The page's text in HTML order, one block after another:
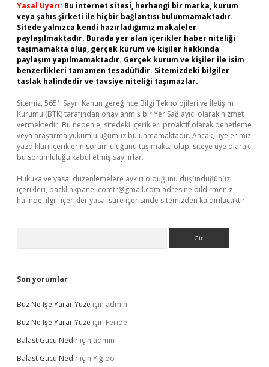
Yasal Uyarı: Bu internet sitesi, herhangi bir marka, kurum
veya şahıs şirketi ile hiçbir bağlantısı bulunmamaktadır.
Sitede yalnızca kendi hazırladığımız makaleler
paylaşılmaktadır. Burada yer alan içerikler haber niteliği
taşımamakta olup, gerçek kurum ve kişiler hakkında
paylaşım yapılmamaktadır. Gerçek kurum ve kişiler ile isim
benzerlikleri tamamen tesadüfidir. Sitemizdeki bilgiler
taslak halindedir ve tavsiye niteliği taşımazlar.
Sitemiz, 5651 Sayılı Kanun gereğince Bilgi Teknolojileri ve İletişim
Kurumu (BTK) tarafından onaylanmış bir Yer Sağlayıcı olarak hizmet
vermektedir. Bu nedenle, sitedeki içerikleri proaktif olarak denetleme
veya araştırma yükümlülüğümüz bulunmamaktadır. Ancak, üyelerimiz
yazdıkları içeriklerin sorumluluğunu taşımakta olup, siteye üye olarak
bu sorumluluğu kabul etmiş sayılırlar.
Hukuka ve yasal düzenlemelere aykırı olduğunu düşündüğünüz
içerikleri, backlinkpanelicomtr@gmail.com adresine bildirmeniz
halinde, ilgili içerikler yasal süre içerisinde sitemizden kaldırılacaktır.
Son yorumlar
Buz Ne Işe Yarar Yüze için admin
Buz Ne Işe Yarar Yüze için Feride
Balast Gücü Nedir için admin
Balast Gücü Nedir için Yiğido